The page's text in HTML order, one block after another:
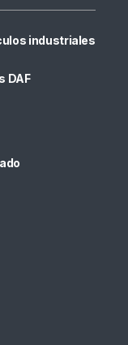
industriales
DAF